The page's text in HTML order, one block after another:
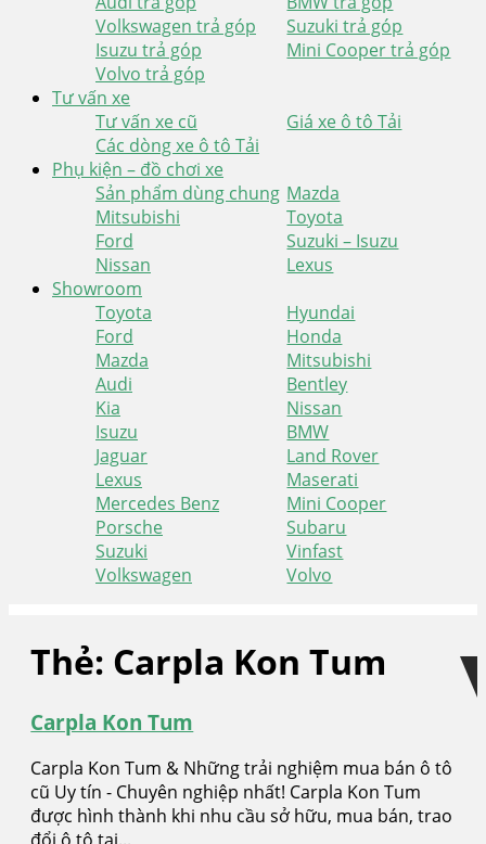
Volkswagen trả góp
Suzuki trả góp
Isuzu trả góp
Mini Cooper trả góp
Volvo trả góp
Tư vấn xe
Tư vấn xe cũ
Giá xe ô tô Tải
Các dòng xe ô tô Tải
Phụ kiện – đồ chơi xe
Sản phẩm dùng chung Mazda
Mitsubishi
Toyota
Ford
Suzuki – Isuzu
Nissan
Lexus
Showroom
Toyota
Hyundai
Ford
Honda
Mazda
Mitsubishi
Audi
Bentley
Kia
Nissan
Isuzu
BMW
Jaguar
Land Rover
Lexus
Maserati
Mercedes Benz
Mini Cooper
Porsche
Subaru
Suzuki
Vinfast
Volkswagen
Volvo
navigation
content
Thẻ: Carpla Kon Tum
Carpla Kon Tum
Carpla Kon Tum & Những trải nghiệm mua bán ô tô
cũ Uy tín - Chuyên nghiệp nhất! Carpla Kon Tum
được hình thành khi nhu cầu sở hữu, mua bán, trao
đổi ô tô tại...